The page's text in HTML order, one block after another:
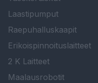
Laastipumput
Raepuhalluskaapit
Erikoispinnoituslaitteet
2 K Laitteet
Maalausrobotit